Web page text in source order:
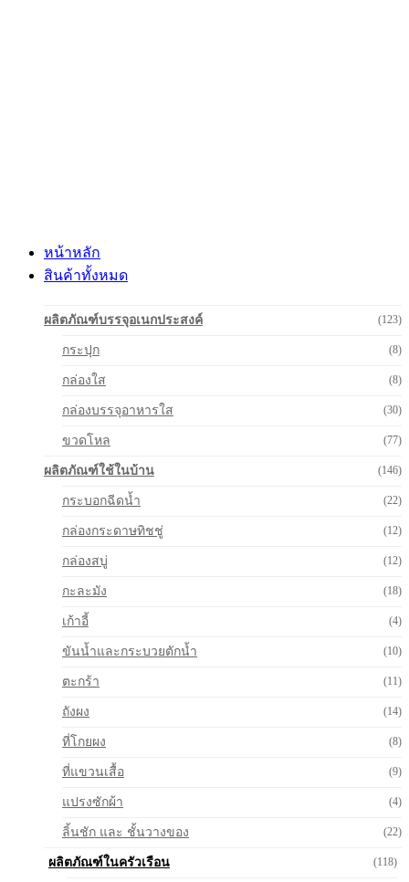
หน้าหลัก
สินค้าทั้งหมด
ผลิตภัณฑ์บรรจุอเนกประสงค์ (123)
กระปุก (8)
กล่องใส (8)
กล่องบรรจุอาหารใส (30)
ขวดโหล (77)
ผลิตภัณฑ์ใช้ในบ้าน (146)
กระบอกฉีดน้ำ (22)
กล่องกระดาษทิชชู่ (12)
กล่องสบู่ (12)
กะละมัง (18)
เก้าอี้ (4)
ขันน้ำและกระบวยตักน้ำ (10)
ตะกร้า (11)
ถังผง (14)
ที่โกยผง (8)
ที่แขวนเสื้อ (9)
แปรงซักผ้า (4)
ลิ้นชัก และ ชั้นวางของ (22)
ผลิตภัณฑ์ในครัวเรือน (118)